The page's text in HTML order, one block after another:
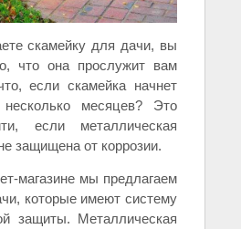
скамейку для дачи, вы
что она прослужит вам
если скамейка начнет
месяцев? Это
если металлическая
защищена от коррозии.
магазине мы предлагаем
которые имеют систему
защиты. Металлическая